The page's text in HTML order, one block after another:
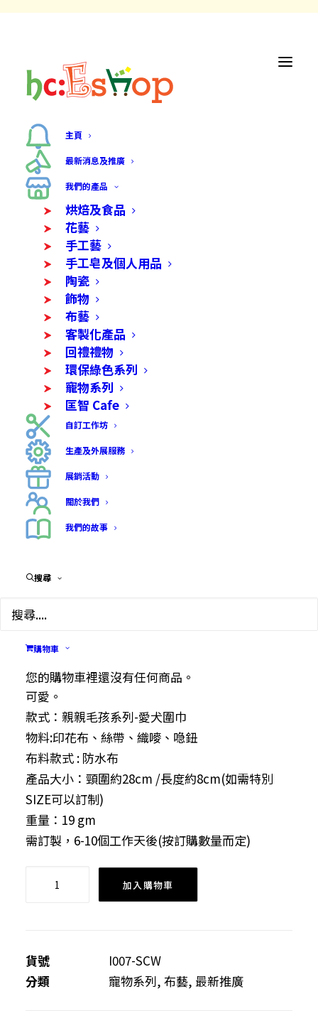
主頁
最新消息及推廣
我們的產品
烘焙及食品
花藝
手工藝
手工皂及個人用品
陶瓷
飾物
布藝
客製化產品
回禮禮物
環保綠色系列
寵物系列
匡智 Cafe
自訂工作坊
生產及外展服務
展銷活動
關於我們
我們的故事
搜尋
購物車
您的購物車裡還沒有任何商品。
親親毛孩系列— 愛犬圍
候為可愛毛孩換新裝，愛犬圍巾係不錯的選擇，可
配襯愛犬袋（單肩及手挽两用）逛街或散步時醒目
可愛。
款式：親親毛孩系列-愛犬圍巾
物料:印花布、絲帶、織嘜、喼鈕
布料款式 : 防水布
產品大小：頸圍約28cm /長度約8cm(如需特別
SIZE可以訂制)
重量：19 gm
需訂製，6-10個工作天後(按訂購數量而定)
系
列-
加入購物車
貨號
I007-SCW
分類
寵物系列, 布藝, 最新推廣